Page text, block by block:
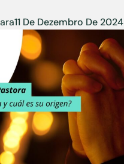
11 De Dezembro De 2024